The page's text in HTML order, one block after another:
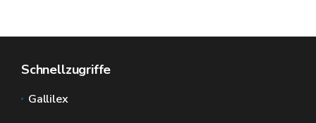
Schnellzugriffe
Gallilex